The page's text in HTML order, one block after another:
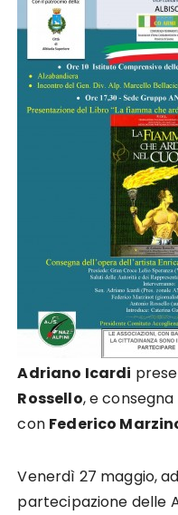
Adriano Icardi
Rossello, e
con Federico
Venerdì 27 maggio,
partecipazione delle